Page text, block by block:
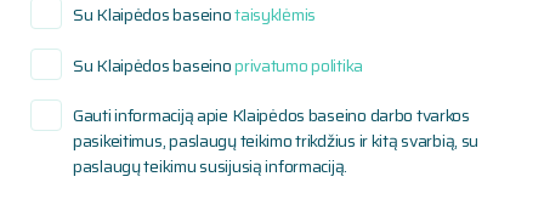
Su Klaipėdos baseinotaisyklėmis
Su Klaipėdos baseinoprivatumo politika
Gauti informaciją apie Klaipėdos baseino darbo tvarkos
pasikeitimus, paslaugų teikimo trikdžius ir kitą svarbią, su
paslaugų teikimu susijusią informaciją.